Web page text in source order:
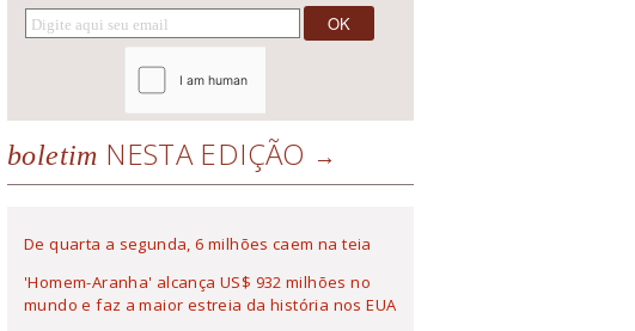
boletim NESTA EDIÇÃO
De quarta a segunda, 6 milhões caem na teia
'Homem-Aranha' alcança US$ 932 milhões no
mundo e faz a maior estreia da história nos EUA